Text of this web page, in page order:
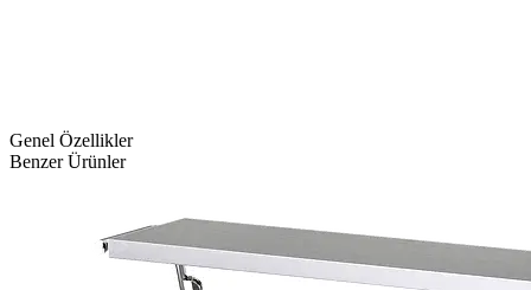
Genel Özellikler
Benzer Ürünler